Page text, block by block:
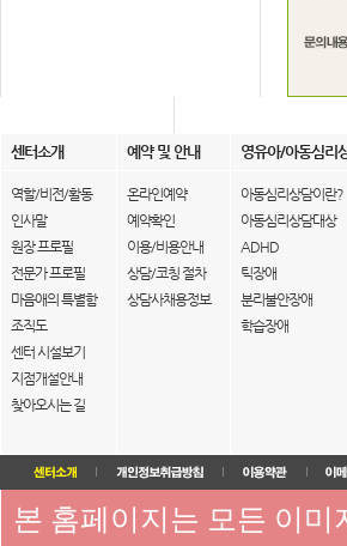
센터소개 예약 및 안내 영유아/아동심리
역할/비전/활동
인사말
원장 프로필
전문가 프로필
마음애의 특별함
조직도
센터 시설보기
지점개설안내
찾아오시는 길
온라인예약
예약확인
이용/비용안내
상담/코칭 절차
상담사채용정보
아동심리상담이란?
아동심리상담대상
ADHD
틱장애
분리불안장애
학습장애
본 홈페이지는 모든 이